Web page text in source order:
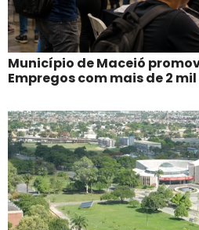
Município de Maceió
Empregos com mais de 2